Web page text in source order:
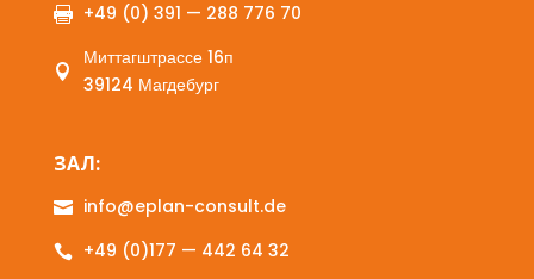
 +49 (0) 391 — 288 776 70

Миттагштрассе 16п
39124 Магдебург
ЗАЛ:
 info@eplan-consult.de
 +49 (0)177 — 442 64 32